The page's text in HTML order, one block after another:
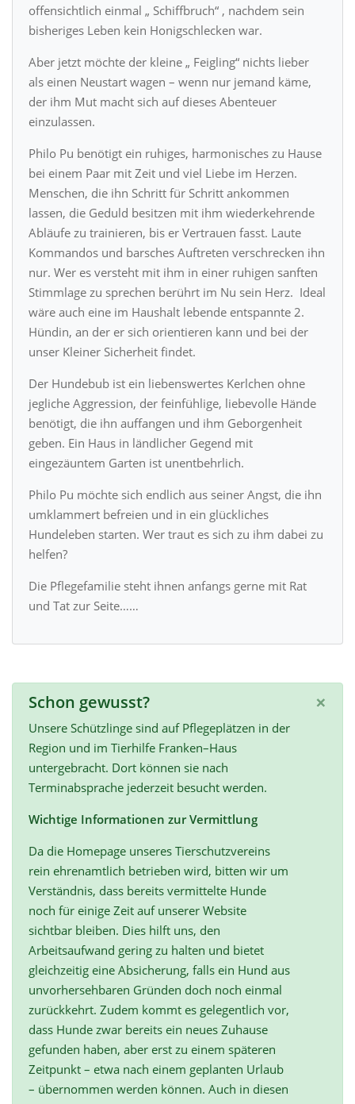
offensichtlich einmal „ Schiffbruch“ , nachdem sein
bisheriges Leben kein Honigschlecken war.
Aber jetzt möchte der kleine „ Feigling“ nichts lieber
als einen Neustart wagen – wenn nur jemand käme,
der ihm Mut macht sich auf dieses Abenteuer
einzulassen.
Philo Pu benötigt ein ruhiges, harmonisches zu Hause
bei einem Paar mit Zeit und viel Liebe im Herzen.
Menschen, die ihn Schritt für Schritt ankommen
lassen, die Geduld besitzen mit ihm wiederkehrende
Abläufe zu trainieren, bis er Vertrauen fasst. Laute
Kommandos und barsches Auftreten verschrecken ihn
nur. Wer es versteht mit ihm in einer ruhigen sanften
Stimmlage zu sprechen berührt im Nu sein Herz. Ideal
wäre auch eine im Haushalt lebende entspannte 2.
Hündin, an der er sich orientieren kann und bei der
unser Kleiner Sicherheit findet.
Der Hundebub ist ein liebenswertes Kerlchen ohne
jegliche Aggression, der feinfühlige, liebevolle Hände
benötigt, die ihn auffangen und ihm Geborgenheit
geben. Ein Haus in ländlicher Gegend mit
eingezäuntem Garten ist unentbehrlich.
Philo Pu möchte sich endlich aus seiner Angst, die ihn
umklammert befreien und in ein glückliches
Hundeleben starten. Wer traut es sich zu ihm dabei zu
helfen?
Die Pflegefamilie steht ihnen anfangs gerne mit Rat
und Tat zur Seite……
×
Schon gewusst?
Unsere Schützlinge sind auf Pflegeplätzen in der
Region und im Tierhilfe Franken–Haus
untergebracht. Dort können sie nach
Terminabsprache jederzeit besucht werden.
Wichtige Informationen zur Vermittlung
Da die Homepage unseres Tierschutzvereins
rein ehrenamtlich betrieben wird, bitten wir um
Verständnis, dass bereits vermittelte Hunde
noch für einige Zeit auf unserer Website
sichtbar bleiben. Dies hilft uns, den
Arbeitsaufwand gering zu halten und bietet
gleichzeitig eine Absicherung, falls ein Hund aus
unvorhersehbaren Gründen doch noch einmal
zurückkehrt. Zudem kommt es gelegentlich vor,
dass Hunde zwar bereits ein neues Zuhause
gefunden haben, aber erst zu einem späteren
Zeitpunkt – etwa nach einem geplanten Urlaub
– übernommen werden können. Auch in diesen